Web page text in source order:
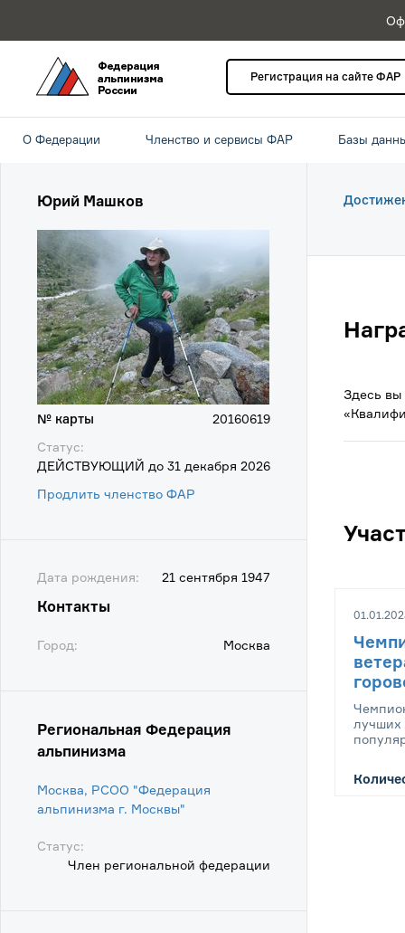
Регистрация на сайте ФАР
О Федерации Членство и сервисы ФАР Базы
Юрий Машков
№ карты
20160619
Статус:
ДЕЙСТВУЮЩИЙ до 31 декабря 2026
Продлить членство ФАР
Дата рождения: 21 сентября 1947
Контакты
Город: Москва
Региональная Федерация
альпинизма
Москва, РСОО "Федерация
альпинизма г. Москвы"
Статус:
Член региональной федерации
Здесь вы
лучших